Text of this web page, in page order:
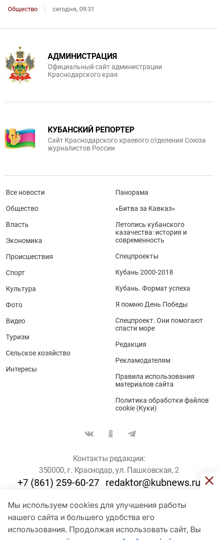
Общество сегодня, 09:31
Мы используем cookies для улучшения работы
нашего сайта и большего удобства его
использования. Продолжая использовать сайт, Вы
АДМИНИСТРАЦИЯ
Официальный сайт администрации
Краснодарского края
КУБАНСКИЙ РЕПОРТЕР
Сайт Краснодарского краевого отделения Союза
журналистов России
Все новости
Общество
Власть
Экономика
Происшествия
Спорт
Культура
Фото
Видео
Туризм
Сельское хозяйство
Интересы
Панорама
«Битва за Кавказ»
Летопись кубанского
казачества: история и
современность
Спецпроекты
Кубань 2000-2018
Кубань. Формат успеха
Я помню День Победы
Спецпроект. Они помогают
спасти море
Редакция
Рекламодателям
Правила использования
материалов сайта
Политика обработки файлов
cookie (Куки)
Контакты редакции:
350000, г. Краснодар, ул. Пашковская, 2
+7 (861) 259-60-27 redaktor@kubnews.ru
Для пользователей старше 16 лет
© Кубанские Новости, 2017